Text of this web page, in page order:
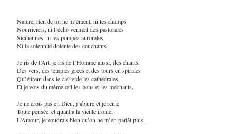
Nature, rien de toi ne m’émeut, ni les champs
Nourriciers, ni l’écho vermeil des pastorales
Siciliennes, ni les pompes aurorales,
Ni la solennité dolente des couchants.
Je ris de l’Art, je ris de l’Homme aussi, des chants,
Des vers, des temples grecs et des tours en spirales
Qu’étirent dans le ciel vide les cathédrales,
Et je vois du même œil les bons et les méchants.
Je ne crois pas en Dieu, j’abjure et je renie
Toute pensée, et quant à la vieille ironie,
L’Amour, je voudrais bien qu’on ne m’en parlât plus.